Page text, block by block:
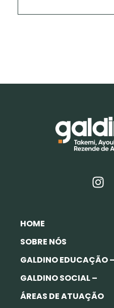
HOME
SOBRE NÓS
GALDINO EDUCAÇÃO –
GALDINO SOCIAL –
ÁREAS DE ATUAÇÃO